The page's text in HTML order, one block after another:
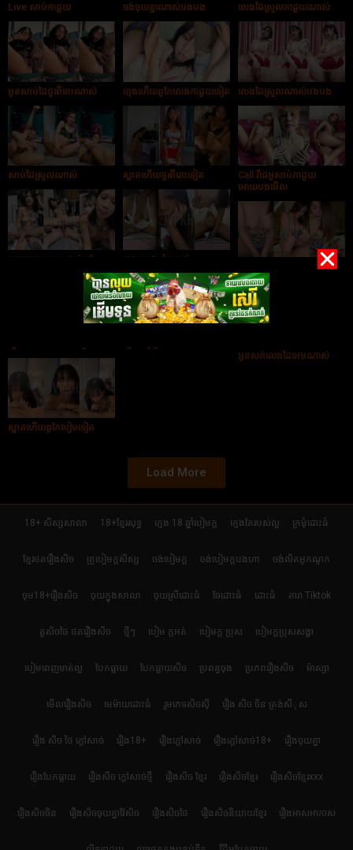
Live សាប់កាដួយ ចង់ចុយគ្នាណាស់បងបង លេងដៃស្រួលកាដួយណាស់
អូនសាប់ដៃថ្ងូរពីរោះណាស់ ក្មេងហើយពូកែលេងកាដួយទៀត លេងដៃស្រួលណាស់បងបង
សាប់ដៃស្រួលណាស់ ស្អាតហើយថ្ងូរពីរោះទៀត
Call វីដេអូសាប់កាដួយ
អោយបងមើល
អុកក្ដបងស្រួលណាស់ពៅ
ក្មេងទេដោះធំណាស់
ចែពូកែអុកណាស់
អូនសក់លេងដៃអេមណាស់
ស្អាតហើយពូកែបៀមទៀត
Load More
18+ សិស្សសាលា 18+ខ្មែរសុទ្ធ ក្មេង 18 ឆ្នាំបៀមក្ដ ក្មេងតែរបស់ល្អ ក្រមុំដោះធំ
ខ្មែរថតរឿងសិច គ្រូបៀមក្ដសិស្ស ចង់បៀមក្ដ ចង់បៀមក្តបងហា ចង់លិតអូកណូក
ចុម18+រឿងសិច ចុយក្នុងសាលា ចុយស្រីដោះធំ ចែដោះធំ ដោះធំ តារា Tiktok
តួសិចថៃ ថតរឿងសិច ថ្មីៗ បៀម ក្ដអត់ បៀមក្ដ ប្រុស បៀមក្តប្រុសសង្ហា
បៀមពេញមាត់ល្អ បែកធ្លាយ បែកធ្លាយសិច ប្រពន្ធចុង ប្រភពរឿងសិច ម៉ាស្សា
មើលរឿងសិច មេម៉ាយដោះធំ រួមភេទសិចស៊ី រឿង សិច ចិន ត្រង់សីុស
រឿង សិច ថៃ ក្តៅសាច់ រឿង18+ រឿងក្ដៅសាច់ រឿងក្ដៅសាច់18+ រឿងចុយគ្នា
រឿងបែកធ្លាយ រឿងសិច ក្តៅសាច់ថ្មី រឿងសិច ខ្មែរ រឿងសិចខ្មែរ រឿងសិចខ្មែរxxx
រឿងសិចចិន រឿងសិចចុយគ្នាវ៉ៃសិច រឿងសិចថៃ រឿងសិចនិយាយខ្មែរ រឿងអាសអាភាស